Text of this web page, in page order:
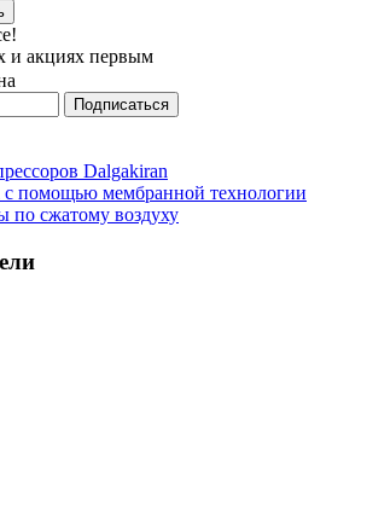
и акциях первым
Dalgakiran
с помощью мембранной технологии
сжатому воздуху